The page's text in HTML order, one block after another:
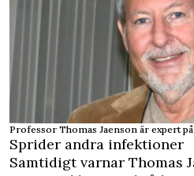
Professor Thomas Jaenson är expert
Sprider andra infektioner
Samtidigt varnar Thomas